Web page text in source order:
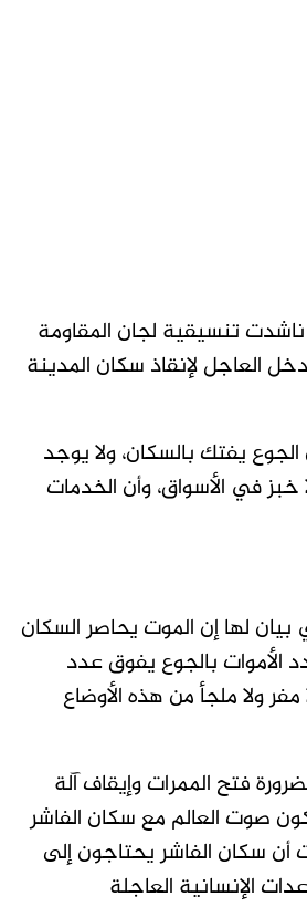
تنسيقية لجان المقاومة
العاجل لإنقاذ سكان المدينة
يفتك بالسكان، ولا يوجد
في الأسواق، وأن الخدمات
لها إن الموت يحاصر السكان
الأموات بالجوع يفوق عدد
مفر ولا ملجأ من هذه الأوضاع
فتح الممرات وإيقاف آلة
صوت العالم مع سكان الفاشر
سكان الفاشر يحتاجون إلى
الإنسانية العاجلة